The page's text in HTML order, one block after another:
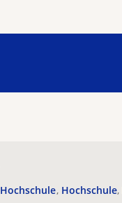
Hochschule Hochschule